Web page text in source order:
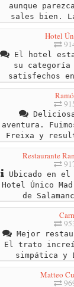
aunque
sales bien.
Hotel
El hotel
su categoría
satisfechos
aventura.
Freixa y
Restaurante
Ubicado en
Hotel Único
de
Mejor
El trato
simpática y
Matteo